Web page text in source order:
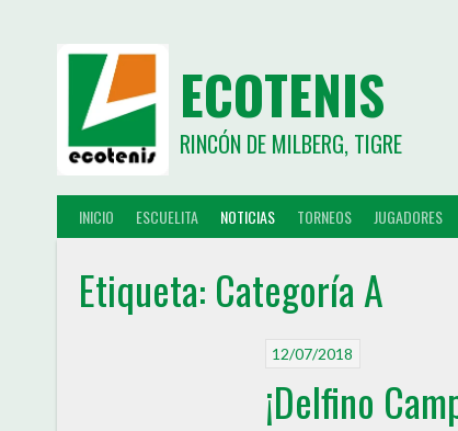
ECOTENIS
RINCÓN DE MILBERG, TIGRE
INICIO ESCUELITA NOTICIAS TORNEOS JUGADORES
Etiqueta: Categoría A
12/07/2018
¡Delfino